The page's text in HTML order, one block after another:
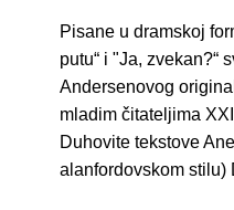
Pisane u dramskoj
putu“ i "Ja, zvekan?“
Andersenovog
mladim čitateljima
Duhovite tekstove
alanfordovskom stilu)